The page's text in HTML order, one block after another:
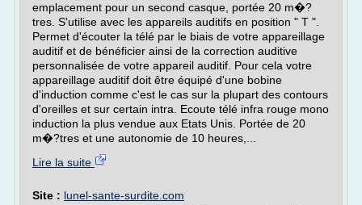
emplacement pour un second casque, portée 20 m�?
tres. S'utilise avec les appareils auditifs en position " T ".
Permet d'écouter la télé par le biais de votre appareillage
auditif et de bénéficier ainsi de la correction auditive
personnalisée de votre appareil auditif. Pour cela votre
appareillage auditif doit être équipé d'une bobine
d'induction comme c'est le cas sur la plupart des contours
d'oreilles et sur certain intra. Ecoute télé infra rouge mono
induction la plus vendue aux Etats Unis. Portée de 20
m�?tres et une autonomie de 10 heures,...
Lire la suite
Site : lunel-sante-surdite.com